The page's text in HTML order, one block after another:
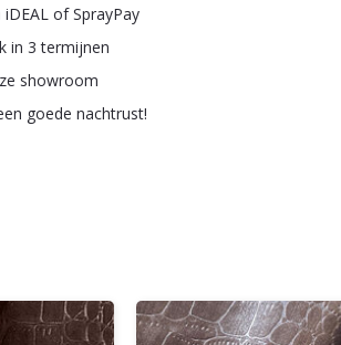
of SprayPay
in 3 termijnen
showroom
goede nachtrust!